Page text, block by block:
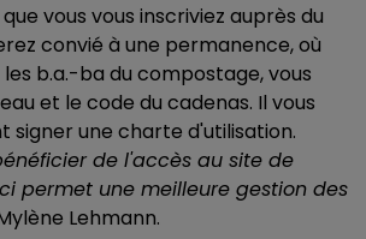
vous vous inscriviez auprès du
convié à une permanence, où
b.a.-ba du compostage, vous
et le code du cadenas. Il vous
signer une charte d'utilisation.
de l'accès au site de
permet une meilleure gestion des
Lehmann.